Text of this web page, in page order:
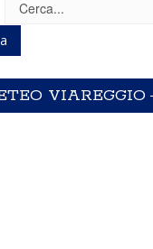
VIAREGGIO